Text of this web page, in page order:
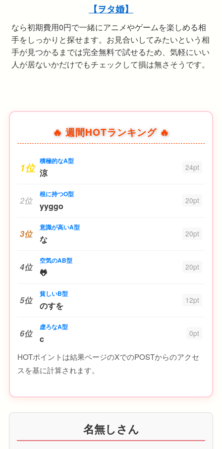
【ヲタ婚】
なら初期費用0円で一緒にアニメやゲームを楽しめる相
手をしっかりと探せます。お見合いしてみたいという相
手が見つかるまでは完全無料で試せるため、気軽にいい
人が居ないかだけでもチェックして損は無さそうです。
🔥 週間HOTランキング 🔥
1位 積極的なA型
涼 24pt
2位
根に持つO型
yyggo 20pt
3位
意識が高いA型
な 20pt
4位
空気のAB型
🐸 20pt
5位
貧しいB型
のすを 12pt
6位
虚ろなA型
c 0pt
HOTポイントは結果ページのXでのPOSTからのアクセ
スを基に計算されます。
名無しさん